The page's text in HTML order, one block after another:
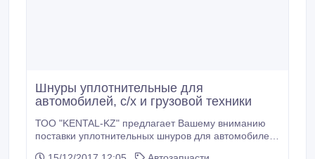
Шнуры уплотнительные для
автомобилей, c/х и грузовой техники
ТОО "KENTAL-KZ" предлагает Вашему вниманию
поставки уплотнительных шнуров для автомобилей,